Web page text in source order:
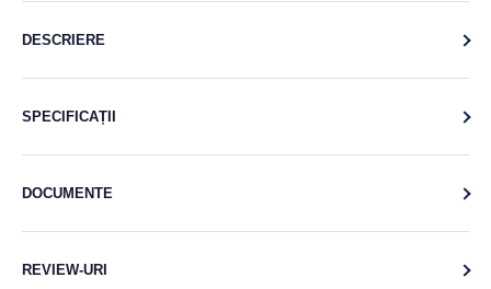
DESCRIERE
SPECIFICAȚII
DOCUMENTE
REVIEW-URI